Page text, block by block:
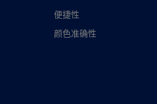
便捷性
颜色准确性